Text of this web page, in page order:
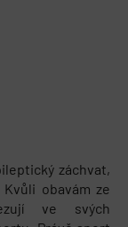
záchvat,
obavám ze
ve svých